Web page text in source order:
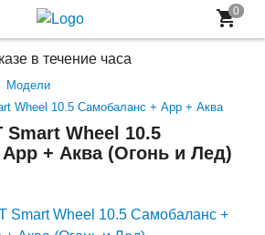
Модели
Wheel 10.5 Самобаланс + App + Аква
Smart Wheel 10.5
+ Аква (Огонь и Лед)